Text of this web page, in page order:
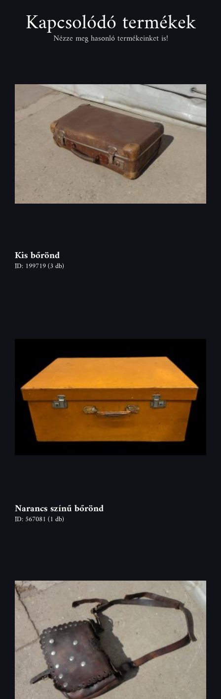
Kapcsolódó termékek
Nézze meg hasonló termékeinket is!
Kis bőrönd
ID: 199719(3 db)
Narancs színű bőrönd
ID: 567081 (1 db)